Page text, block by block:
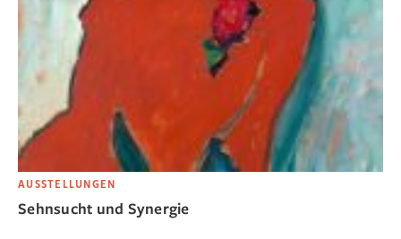
AUSSTELLUNGEN
Sehnsucht und Synergie